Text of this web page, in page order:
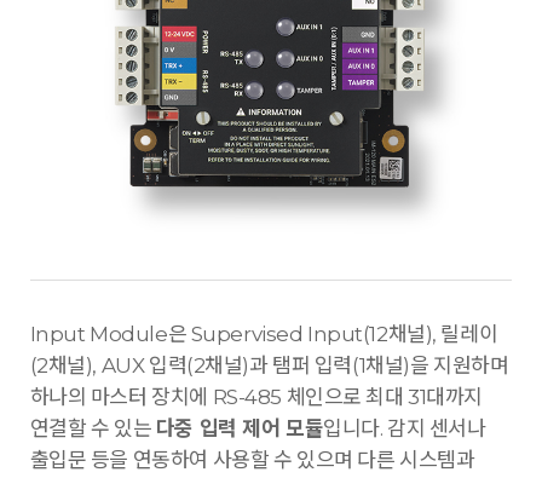
Input Module은 Supervised Input(12채널), 릴레이
(2채널), AUX 입력(2채널)과 탬퍼 입력(1채널)을 지원하며
하나의 마스터 장치에 RS-485 체인으로 최대 31대까지
연결할 수 있는 다중 입력 제어 모듈입니다. 감지 센서나
출입문 등을 연동하여 사용할 수 있으며 다른 시스템과